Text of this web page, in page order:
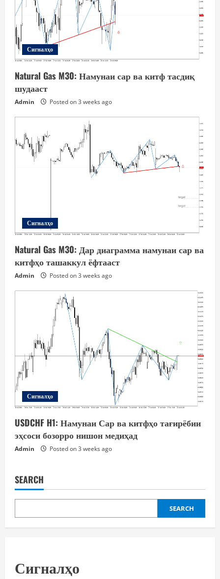
Сигналҳо
Natural Gas M30: Намунаи сар ва китф тасдиқ
шудааст
Admin Posted on 3 weeks ago
Сигналҳо
Natural Gas M30: Дар диаграмма намунаи сар ва
китфҳо ташаккул ёфтааст
Admin Posted on 3 weeks ago
Сигналҳо
USDCHF H1: Намунаи Сар ва китфҳо тағирёбии
эҳсоси бозорро нишон медиҳад
Admin Posted on 3 weeks ago
SEARCH
SEARCH
Сигналҳо